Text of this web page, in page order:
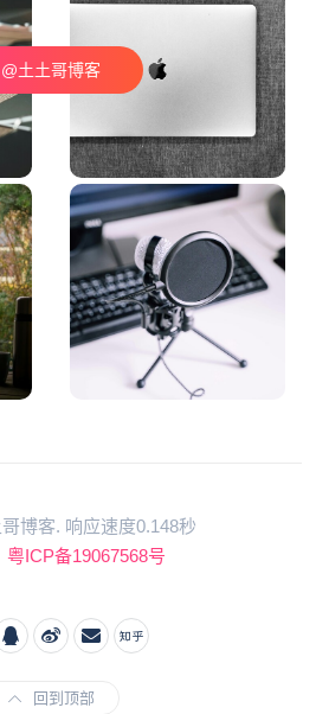
@土土哥博客
博客. 响应速度0.148秒
粤ICP备19067568号
回到顶部